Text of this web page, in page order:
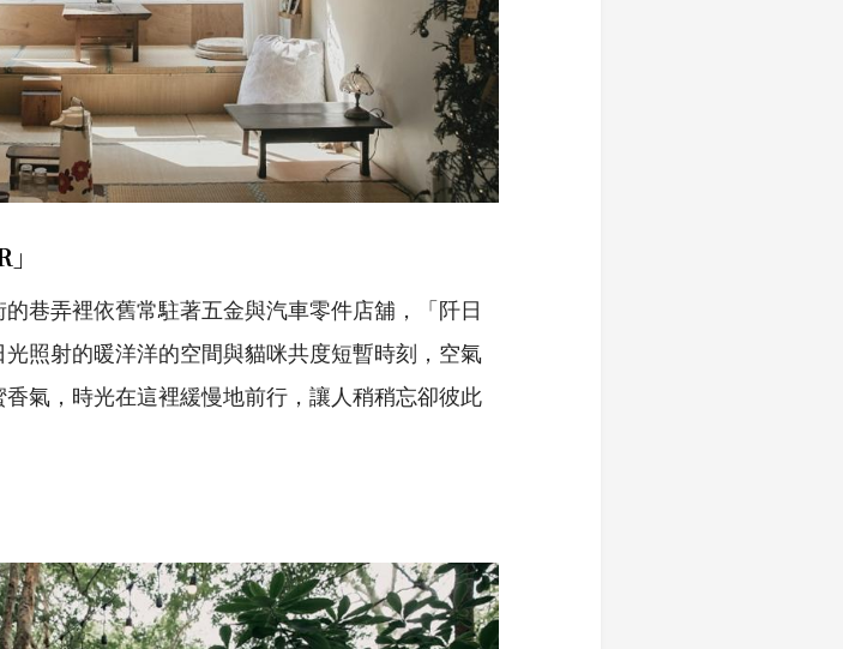
巷弄裡依舊常駐著五金與汽車零件店舖，「阡日
照射的暖洋洋的空間與貓咪共度短暫時刻，空氣
氣，時光在這裡緩慢地前行，讓人稍稍忘卻彼此